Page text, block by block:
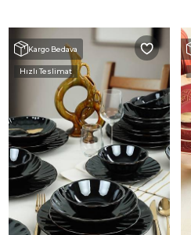
Kargo Bedava
Hızlı Teslimat